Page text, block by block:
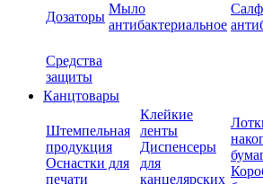
Дозаторы
Мыло
антибактериальное
Средства
защиты
Канцтовары
Штемпельная
продукция
Оснастки для
печати
Клейкие
ленты
Диспенсеры
для
канцелярских